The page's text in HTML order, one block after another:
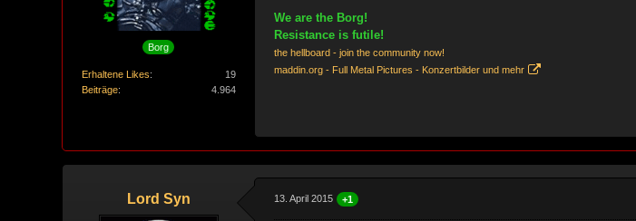
Borg
Erhaltene Likes
19
Beiträge
4.964
We are the Borg!
Resistance is futile!
the hellboard - join the community now!
maddin.org - Full Metal Pictures - Konzertbilder und mehr
Lord Syn 13. April 2015 +1